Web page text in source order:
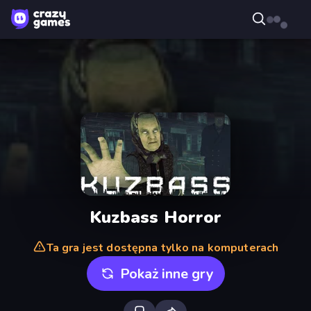
Kuzbass Horror
Ta gra jest dostępna tylko na komputerach
Pokaż inne gry